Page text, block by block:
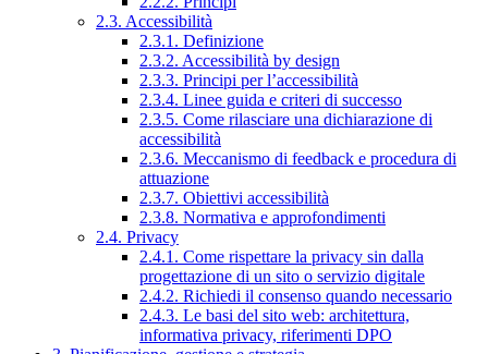
2.3. Accessibilità
2.3.1. Definizione
2.3.2. Accessibilità by design
2.3.3. Principi per l’accessibilità
2.3.4. Linee guida e criteri di successo
2.3.5. Come rilasciare una dichiarazione di
accessibilità
2.3.6. Meccanismo di feedback e procedura di
attuazione
2.3.7. Obiettivi accessibilità
2.3.8. Normativa e approfondimenti
2.4. Privacy
2.4.1. Come rispettare la privacy sin dalla
progettazione di un sito o servizio digitale
2.4.2. Richiedi il consenso quando necessario
2.4.3. Le basi del sito web: architettura,
informativa privacy, riferimenti DPO